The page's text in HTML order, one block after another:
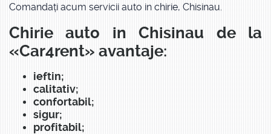
Comandați acum servicii auto in chirie, Chisinau.
Chirie auto in Chisinau de la
«Car4rent» avantaje:
ieftin;
calitativ;
confortabil;
sigur;
profitabil;